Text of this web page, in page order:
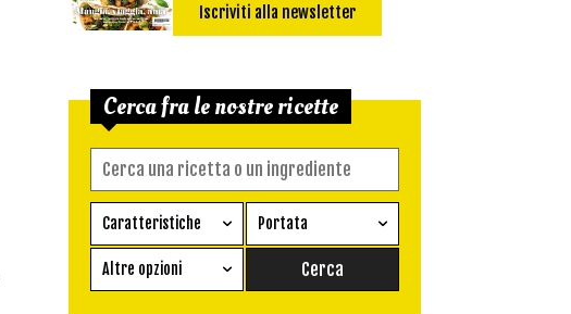
Iscriviti alla newsletter
Cerca fra le nostre ricette
Caratteristiche
Ricetta vegetariana
Senza glutine
Portata
Antipasto
Conserva
Altre opzioni